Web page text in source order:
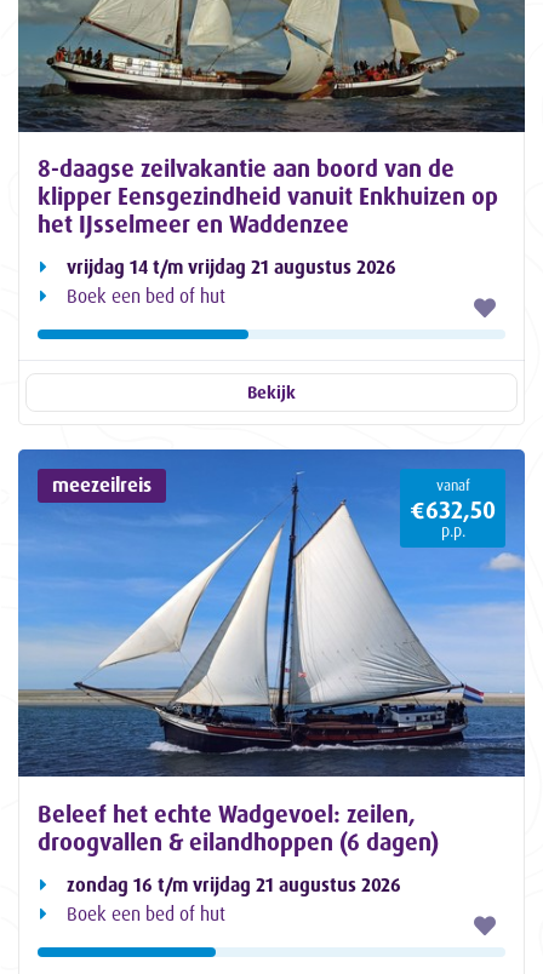
8-daagse zeilvakantie aan boord van de
klipper Eensgezindheid vanuit Enkhuizen op
het IJsselmeer en Waddenzee
vrijdag 14 t/m vrijdag 21 augustus 2026
Boek een bed of hut
Bekijk
meezeilreis vanaf
€632,50
p.p.
Beleef het echte Wadgevoel: zeilen,
droogvallen & eilandhoppen (6 dagen)
zondag 16 t/m vrijdag 21 augustus 2026
Boek een bed of hut